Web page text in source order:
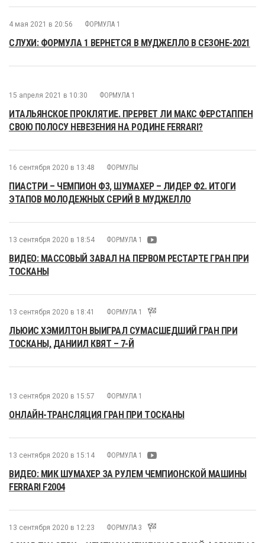
4 мая 2021 в 20:56 ФОРМУЛА 1
СЛУХИ: ФОРМУЛА 1 ВЕРНЕТСЯ В МУДЖЕЛЛО В СЕЗОНЕ-2021
15 апреля 2021 в 10:30 ФОРМУЛА 1
ИТАЛЬЯНСКОЕ ПРОКЛЯТИЕ. ПРЕРВЕТ ЛИ МАКС ФЕРСТАППЕН
СВОЮ ПОЛОСУ НЕВЕЗЕНИЯ НА РОДИНЕ FERRARI?
16 сентября 2020 в 13:48 ФОРМУЛЫ
ПИАСТРИ – ЧЕМПИОН Ф3, ШУМАХЕР – ЛИДЕР Ф2. ИТОГИ
ЭТАПОВ МОЛОДЕЖНЫХ СЕРИЙ В МУДЖЕЛЛО
13 сентября 2020 в 18:54 ФОРМУЛА 1
ВИДЕО: МАССОВЫЙ ЗАВАЛ НА ПЕРВОМ РЕСТАРТЕ ГРАН ПРИ
ТОСКАНЫ
13 сентября 2020 в 18:41 ФОРМУЛА 1
ЛЬЮИС ХЭМИЛТОН ВЫИГРАЛ СУМАСШЕДШИЙ ГРАН ПРИ
ТОСКАНЫ, ДАНИИЛ КВЯТ – 7-Й
13 сентября 2020 в 15:57 ФОРМУЛА 1
ОНЛАЙН-ТРАНСЛЯЦИЯ ГРАН ПРИ ТОСКАНЫ
13 сентября 2020 в 15:14 ФОРМУЛА 1
ВИДЕО: МИК ШУМАХЕР ЗА РУЛЕМ ЧЕМПИОНСКОЙ МАШИНЫ
FERRARI F2004
13 сентября 2020 в 12:23 ФОРМУЛА 3